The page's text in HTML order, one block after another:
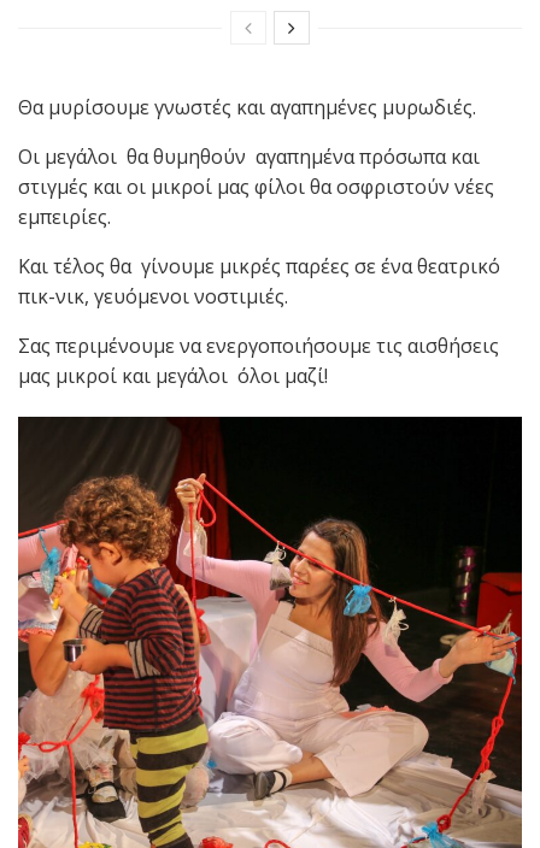
Θα μυρίσουμε γνωστές και αγαπημένες μυρωδιές.
Οι μεγάλοι θα θυμηθούν αγαπημένα πρόσωπα και
στιγμές και οι μικροί μας φίλοι θα οσφριστούν νέες
εμπειρίες.
Και τέλος θα γίνουμε μικρές παρέες σε ένα θεατρικό
πικ-νικ, γευόμενοι νοστιμιές.
Σας περιμένουμε να ενεργοποιήσουμε τις αισθήσεις
μας μικροί και μεγάλοι όλοι μαζί!